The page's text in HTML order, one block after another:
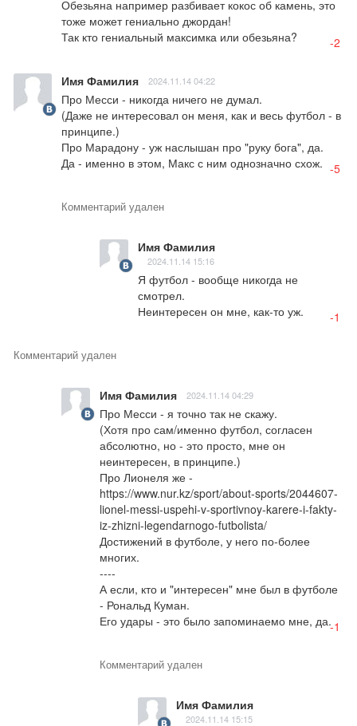
Обезьяна например разбивает кокос об камень, это
тоже может гениально джордан!
Так кто гениальный максимка или обезьяна?
-2
Имя Фамилия 2024.11.14 04:22
Про Месси - никогда ничего не думал.
(Даже не интересовал он меня, как и весь футбол - в
принципе.)
Про Марадону - уж наслышан про "руку бога", да.
Да - именно в этом, Макс с ним однозначно схож. -5
Комментарий удален
Имя Фамилия
2024.11.14 15:16
Я футбол - вообще никогда не
смотрел.
Неинтересен он мне, как-то уж.
-1
Комментарий удален
Имя Фамилия 2024.11.14 04:29
Про Месси - я точно так не скажу.
(Хотя про сам/именно футбол, согласен
абсолютно, но - это просто, мне он
неинтересен, в принципе.)
Про Лионеля же -
https://www.nur.kz/sport/about-sports/2044607-
lionel-messi-uspehi-v-sportivnoy-karere-i-fakty-
iz-zhizni-legendarnogo-futbolista/
Достижений в футболе, у него по-более
многих.
----
А если, кто и "интересен" мне был в футболе
- Рональд Куман.
Его удары - это было запоминаемо мне, да.-1
Комментарий удален
Имя Фамилия
2024.11.14 15:15